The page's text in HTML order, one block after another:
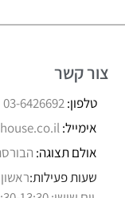
צור קשר
טלפון:03-6426692
אימייל:
אולם תצוגה:הבורסה
שעות פעילות:ראשון עד